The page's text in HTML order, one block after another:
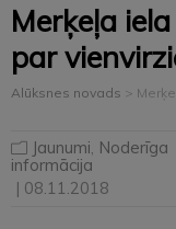
Merķeļa
par
Alūksnes novads >
Jaunumi Noderīga
informācija
| 08.11.2018